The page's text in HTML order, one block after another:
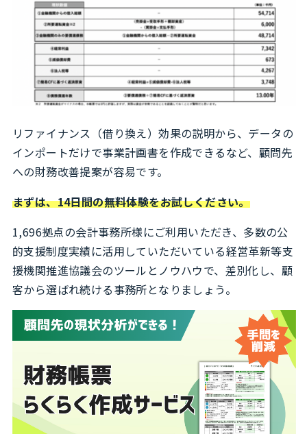
リファイナンス（借り換え）効果の説明から、データの
インポートだけで事業計画書を作成できるなど、顧問先
への財務改善提案が容易です。
まずは、14日間の無料体験をお試しください。
1,696拠点の会計事務所様にご利用いただき、多数の公
的支援制度実績に活用していただいている経営革新等支
援機関推進協議会のツールとノウハウで、差別化し、顧
客から選ばれ続ける事務所となりましょう。